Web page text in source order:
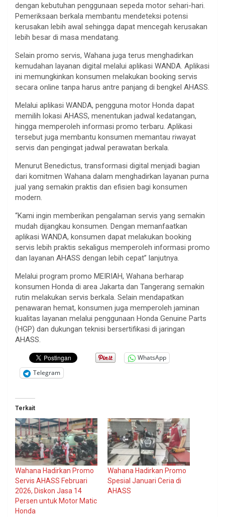
dengan kebutuhan penggunaan sepeda motor sehari-hari.
Pemeriksaan berkala membantu mendeteksi potensi
kerusakan lebih awal sehingga dapat mencegah kerusakan
lebih besar di masa mendatang.
Selain promo servis, Wahana juga terus menghadirkan
kemudahan layanan digital melalui aplikasi WANDA. Aplikasi
ini memungkinkan konsumen melakukan booking servis
secara online tanpa harus antre panjang di bengkel AHASS.
Melalui aplikasi WANDA, pengguna motor Honda dapat
memilih lokasi AHASS, menentukan jadwal kedatangan,
hingga memperoleh informasi promo terbaru. Aplikasi
tersebut juga membantu konsumen memantau riwayat
servis dan pengingat jadwal perawatan berkala.
Menurut Benedictus, transformasi digital menjadi bagian
dari komitmen Wahana dalam menghadirkan layanan purna
jual yang semakin praktis dan efisien bagi konsumen
modern.
“Kami ingin memberikan pengalaman servis yang semakin
mudah dijangkau konsumen. Dengan memanfaatkan
aplikasi WANDA, konsumen dapat melakukan booking
servis lebih praktis sekaligus memperoleh informasi promo
dan layanan AHASS dengan lebih cepat” lanjutnya.
Melalui program promo MEIRIAH, Wahana berharap
konsumen Honda di area Jakarta dan Tangerang semakin
rutin melakukan servis berkala. Selain mendapatkan
penawaran hemat, konsumen juga memperoleh jaminan
kualitas layanan melalui penggunaan Honda Genuine Parts
(HGP) dan dukungan teknisi bersertifikasi di jaringan
AHASS.
WhatsApp
Telegram
Terkait
Wahana Hadirkan Promo
Servis AHASS Februari
2026, Diskon Jasa 14
Persen untuk Motor Matic
Honda
Wahana Hadirkan Promo
Spesial Januari Ceria di
AHASS